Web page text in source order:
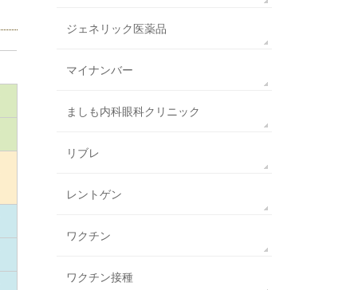
ジェネリック医薬品
マイナンバー
ましも内科眼科クリニック
リブレ
レントゲン
ワクチン
ワクチン接種